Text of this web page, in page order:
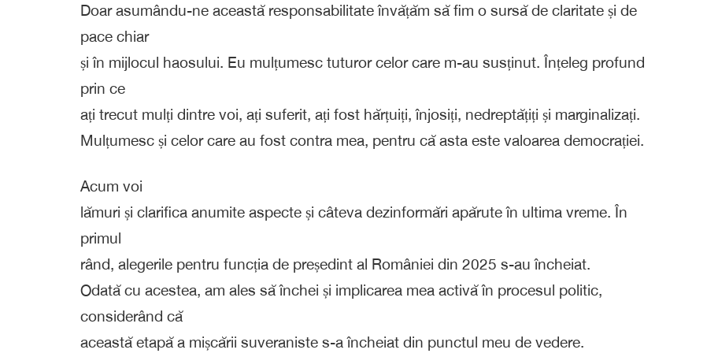
Doar asumându-ne această responsabilitate învățăm să fim o sursă de claritate și de
pace chiar
și în mijlocul haosului. Eu mulțumesc tuturor celor care m-au susținut. Înțeleg profund
prin ce
ați trecut mulți dintre voi, ați suferit, ați fost hărțuiți, înjosiți, nedreptățiți și marginalizați.
Mulțumesc și celor care au fost contra mea, pentru că asta este valoarea democrației.
Acum voi
lămuri și clarifica anumite aspecte și câteva dezinformări apărute în ultima vreme. În
primul
rând, alegerile pentru funcția de președint al României din 2025 s-au încheiat.
Odată cu acestea, am ales să închei și implicarea mea activă în procesul politic,
considerând că
această etapă a mișcării suveraniste s-a încheiat din punctul meu de vedere.